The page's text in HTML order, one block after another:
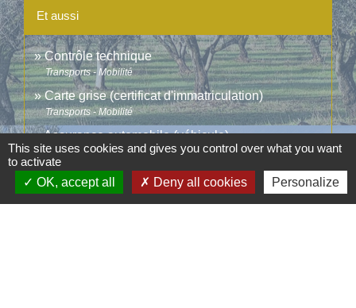
Et aussi
Contrôle technique
Transports - Mobilité
Carte grise (certificat d'immatriculation)
Transports - Mobilité
Assurance automobile (véhicule)
Argent - Impôts - Consommation
Signaler une erreur sur cette page
This site uses cookies and gives you control over what you want
to activate
OK, accept all
Deny all cookies Personalize